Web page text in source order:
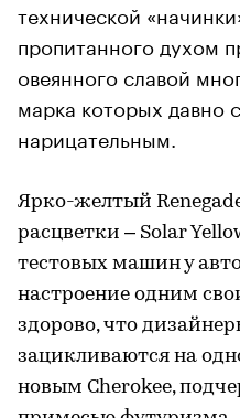
технической
пропитанного духом
овеянного славой
марка которых давно
нарицательным.
Ярко-желтый
расцветки – Solar
тестовых машин у
настроение одним
здорово, что
зацикливаются на
новым Cherokee,